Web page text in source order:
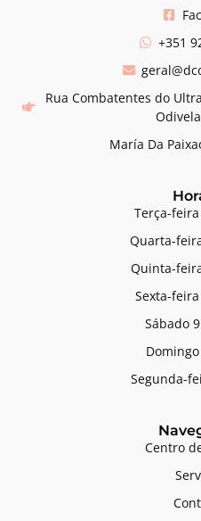
+351
Rua Combatentes do
María Da
Terça-
Quarta-
Quinta-
Sexta-
Sábado
Segunda-
Centro